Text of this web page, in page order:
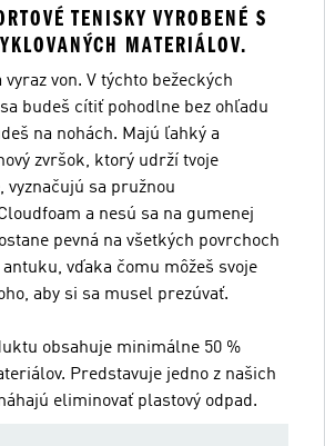
TENISKY VYROBENÉ S
MATERIÁLOV.
von. V týchto bežeckých
budeš cítiť pohodlne bez ohľadu
na nohách. Majú ľahký a
zvršok, ktorý udrží tvoje
vyznačujú sa pružnou
a nesú sa na gumenej
pevná na všetkých povrchoch
vďaka čomu môžeš svoje
aby si sa musel prezúvať.
obsahuje minimálne 50 %
Predstavuje jedno z našich
eliminovať plastový odpad.